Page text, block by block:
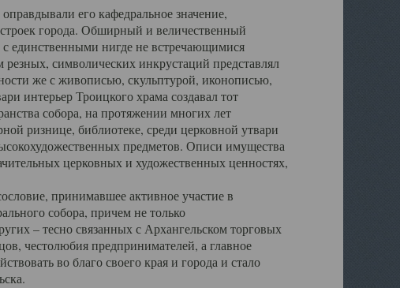
его кафедральное значение,
города. Обширный и величественный
единственными нигде не встречающимися
символических инкрустаций представлял
же с живописью, скульптурой, иконописью,
интерьер Троицкого храма создавал тот
собора, на протяжении многих лет
ризнице, библиотеке, среди церковной утвари
предметов. Описи имущества
церковных и художественных ценностях,
принимавшее активное участие в
собора, причем не только
– тесно связанных с Архангельском торговых
честолюбия предпринимателей, а главное
во благо своего края и города и стало